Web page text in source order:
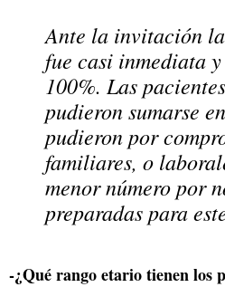
Ante la invitación
fue casi inmediata
100%. Las
pudieron sumarse
pudieron por
familiares, o
menor número por
preparadas para
-¿Qué rango etario tienen los